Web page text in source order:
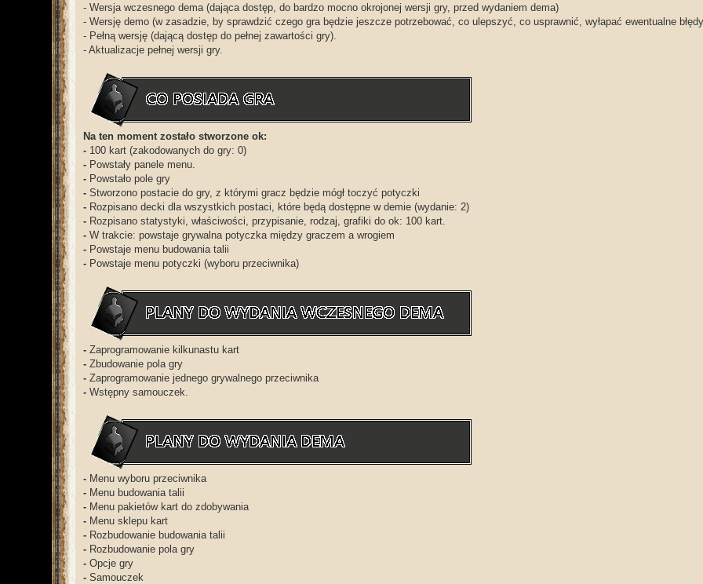
- Wersja wczesnego dema (dająca dostęp, do bardzo mocno okrojonej wersji gry, przed wydaniem dema)
- Wersję demo (w zasadzie, by sprawdzić czego gra będzie jeszcze potrzebować, co ulepszyć, co usprawnić, wyłapać ewentualne błędy
- Pełną wersję (dającą dostęp do pełnej zawartości gry).
- Aktualizacje pełnej wersji gry.
Na ten moment zostało stworzone ok:
- 100 kart (zakodowanych do gry: 0)
- Powstały panele menu.
- Powstało pole gry
- Stworzono postacie do gry, z którymi gracz będzie mógł toczyć potyczki
- Rozpisano decki dla wszystkich postaci, które będą dostępne w demie (wydanie: 2)
- Rozpisano statystyki, właściwości, przypisanie, rodzaj, grafiki do ok: 100 kart.
- W trakcie: powstaje grywalna potyczka między graczem a wrogiem
- Powstaje menu budowania talii
- Powstaje menu potyczki (wyboru przeciwnika)
- Zaprogramowanie kilkunastu kart
- Zbudowanie pola gry
- Zaprogramowanie jednego grywalnego przeciwnika
- Wstępny samouczek.
- Menu wyboru przeciwnika
- Menu budowania talii
- Menu pakietów kart do zdobywania
- Menu sklepu kart
- Rozbudowanie budowania talii
- Rozbudowanie pola gry
- Opcje gry
- Samouczek